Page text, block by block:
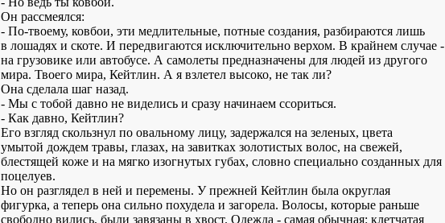
Он рассмеялся:
- По-твоему, ковбои, эти медлительные, потные создания, разбираются лишь
в лошадях и скоте. И передвигаются исключительно верхом. В крайнем случае -
на грузовике или автобусе. А самолеты предназначены для людей из другого
мира. Твоего мира, Кейтлин. А я взлетел высоко, не так ли?
Она сделала шаг назад.
- Мы с тобой давно не виделись и сразу начинаем ссориться.
- Как давно, Кейтлин?
Его взгляд скользнул по овальному лицу, задержался на зеленых, цвета
умытой дождем травы, глазах, на завитках золотистых волос, на свежей,
блестящей коже и на мягко изогнутых губах, словно специально созданных для
поцелуев.
Но он разглядел в ней и перемены. У прежней Кейтлин была округлая
фигурка, а теперь она сильно похудела и загорела. Волосы, которые раньше
свободно вились, были завязаны в хвост. Одежда - самая обычная: клетчатая